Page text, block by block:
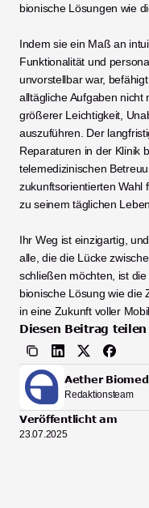
bionische Lösungen wie
Indem sie ein Maß an
Funktionalität und
unvorstellbar war,
alltägliche Aufgaben nicht
größerer Leichtigkeit,
auszuführen. Der
Reparaturen in der Klinik
telemedizinischen
zukunftsorientierten Wahl
zu seinem täglichen
Ihr Weg ist einzigartig,
alle, die die Lücke
schließen möchten, ist
bionische Lösung wie die
in eine Zukunft voller
Diesen Beitrag teilen
Aether
Redaktionsteam
Veröffentlicht am
23.07.2025